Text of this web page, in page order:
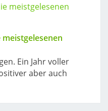
meistgelesenen
Ein Jahr voller
aber auch